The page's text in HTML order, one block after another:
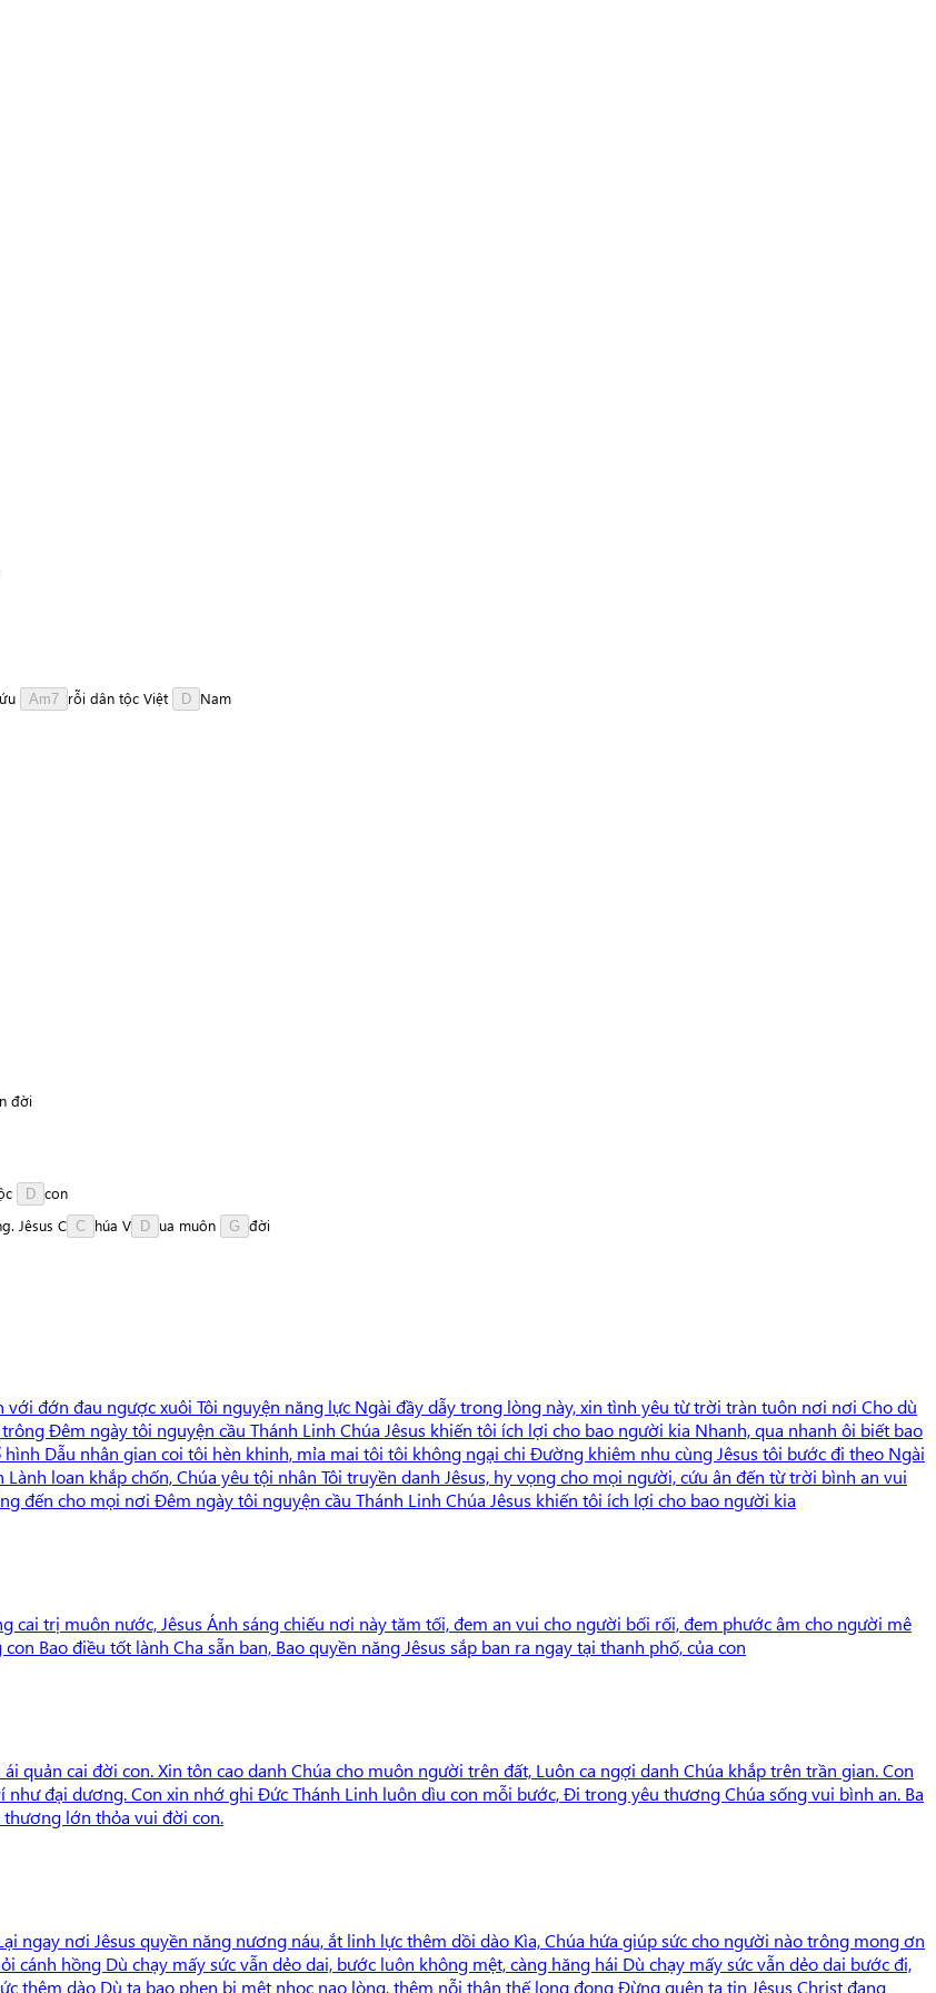
Am7 rỗi dân tộc Việt D Nam
đời
D con
g. Jêsus C C húa V D ua muôn G đời
đớn đau ngược xuôi Tôi nguyện năng lực Ngài đầy dẫy trong lòng này, xin tình yêu từ trời tràn tuôn nơi nơi Cho dù
Đêm ngày tôi nguyện cầu Thánh Linh Chúa Jêsus khiến tôi ích lợi cho bao người kia Nhanh, qua nhanh ôi biết bao
Dẫu nhân gian coi tôi hèn khinh, mỉa mai tôi tôi không ngại chi Đường khiêm nhu cùng Jêsus tôi bước đi theo Ngài
loan khắp chốn, Chúa yêu tội nhân Tôi truyền danh Jêsus, hy vọng cho mọi người, cứu ân đến từ trời bình an vui
đến cho mọi nơi Đêm ngày tôi nguyện cầu Thánh Linh Chúa Jêsus khiến tôi ích lợi cho bao người kia
cai trị muôn nước, Jêsus Ánh sáng chiếu nơi này tăm tối, đem an vui cho người bối rối, đem phước âm cho người mê
Bao điều tốt lành Cha sẵn ban, Bao quyền năng Jêsus sắp ban ra ngay tại thanh phố, của con
quản cai đời con. Xin tôn cao danh Chúa cho muôn người trên đất, Luôn ca ngợi danh Chúa khắp trên trần gian. Con
đại dương. Con xin nhớ ghi Đức Thánh Linh luôn dìu con mỗi bước, Đi trong yêu thương Chúa sống vui bình an. Ba
thương lớn thỏa vui đời con.
ngay nơi Jêsus quyền năng nương náu, ắt linh lực thêm dồi dào Kìa, Chúa hứa giúp sức cho người nào trông mong ơn
hồng Dù chạy mấy sức vẫn dẻo dai, bước luôn không mệt, càng hăng hái Dù chạy mấy sức vẫn dẻo dai bước đi,
thêm dào Dù ta bao phen bị mệt nhọc nao lòng, thêm nỗi thân thế long đong Đừng quên ta tin Jêsus Christ đang